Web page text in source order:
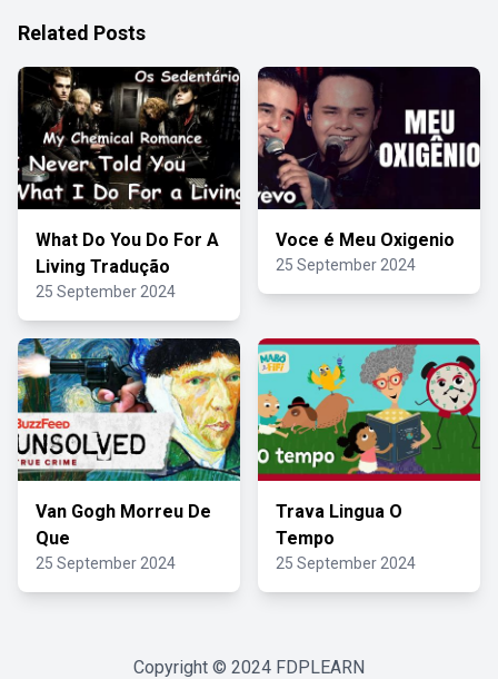
Related Posts
What Do You Do For A
Living Tradução
25 September 2024
Voce é Meu Oxigenio
25 September 2024
Van Gogh Morreu De
Que
25 September 2024
Trava Lingua O
Tempo
25 September 2024
Copyright © 2024 FDPLEARN